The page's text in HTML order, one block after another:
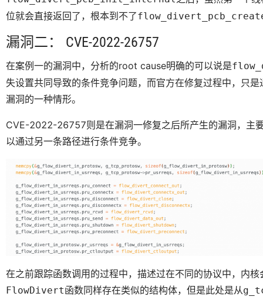
位就会直接返回了，根本到不了
漏洞二： CVE-2022-26757
在案例一的漏洞中，分析的root cause明确的可以说是
失设置共同导致的条件竞争问题，而官方在修复过程中，只
漏洞的一种情形。
CVE-2022-26757则是在漏洞一修复之后所产生的漏洞，主
以通过另一条路径进行条件竞争。
在之前跟踪函数调用的过程中，描述过在不同的协议中，内
FlowDivert函数同样存在类似的结构体，但是此处是从